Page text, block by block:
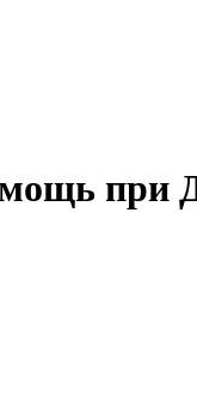
при